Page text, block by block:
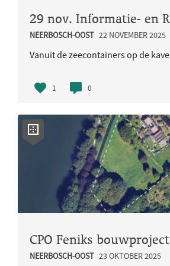
NEERBOSCH-OOST 22 NOVEMBER 2025
1 0
CPO Feniks bouwproject
NEERBOSCH-OOST 23 OKTOBER 2025